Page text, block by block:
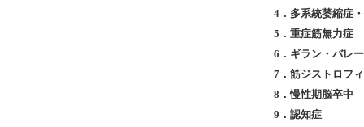
4．多系統萎縮症
5．重症筋無力症
6．ギラン・バレ
7．筋ジストロフ
8．慢性期脳卒中
9．認知症